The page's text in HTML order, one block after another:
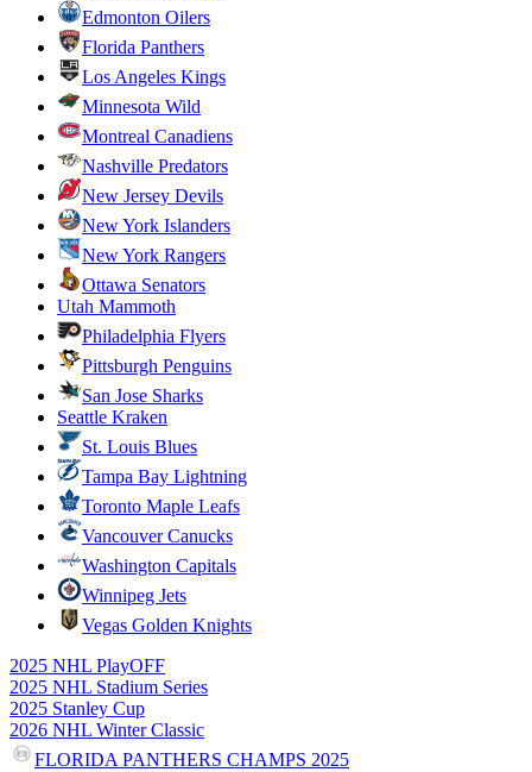
Edmonton Oilers
Florida Panthers
Los Angeles Kings
Minnesota Wild
Montreal Canadiens
Nashville Predators
New Jersey Devils
New York Islanders
New York Rangers
Ottawa Senators
Utah Mammoth
Philadelphia Flyers
Pittsburgh Penguins
San Jose Sharks
Seattle Kraken
St. Louis Blues
Tampa Bay Lightning
Toronto Maple Leafs
Vancouver Canucks
Washington Capitals
Winnipeg Jets
Vegas Golden Knights
2025 NHL PlayOFF
2025 NHL Stadium Series
2025 Stanley Cup
2026 NHL Winter Classic
FLORIDA PANTHERS CHAMPS 2025